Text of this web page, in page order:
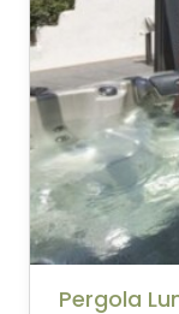
Pergola